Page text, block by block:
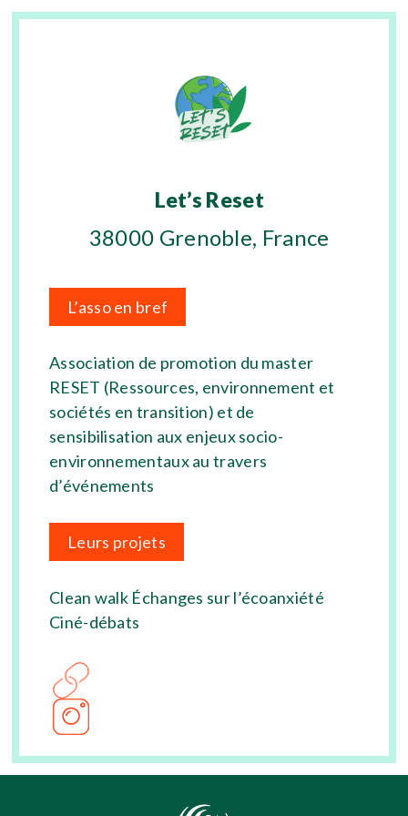
Let’s Reset
38000 Grenoble, France
L’asso en bref
Association de promotion du master
RESET (Ressources, environnement et
sociétés en transition) et de
sensibilisation aux enjeux socio-
environnementaux au travers
d’événements
Leurs projets
Clean walk Échanges sur l’écoanxiété
Ciné-débats